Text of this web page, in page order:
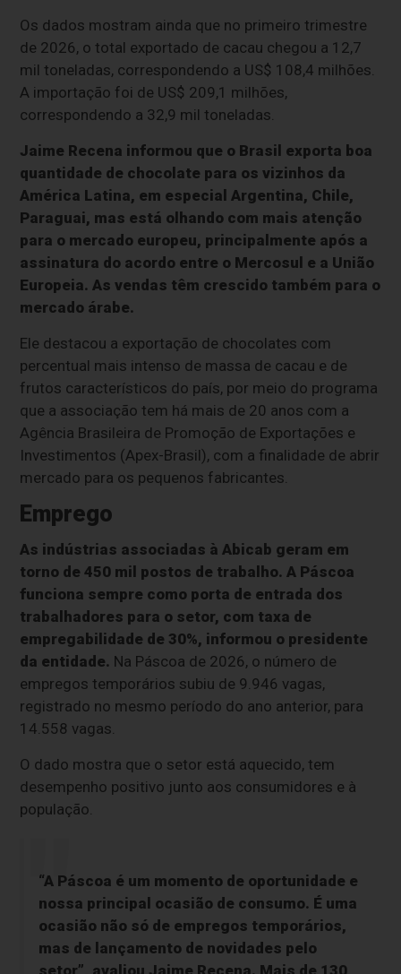
Os dados mostram ainda que no primeiro trimestre
de 2026, o total exportado de cacau chegou a 12,7
mil toneladas, correspondendo a US$ 108,4 milhões.
A importação foi de US$ 209,1 milhões,
correspondendo a 32,9 mil toneladas.
Jaime Recena informou que o Brasil exporta boa
quantidade de chocolate para os vizinhos da
América Latina, em especial Argentina, Chile,
Paraguai, mas está olhando com mais atenção
para o mercado europeu, principalmente após a
assinatura do acordo entre o Mercosul e a União
Europeia. As vendas têm crescido também para o
mercado árabe.
Ele destacou a exportação de chocolates com
percentual mais intenso de massa de cacau e de
frutos característicos do país, por meio do programa
que a associação tem há mais de 20 anos com a
Agência Brasileira de Promoção de Exportações e
Investimentos (Apex-Brasil), com a finalidade de abrir
mercado para os pequenos fabricantes.
Emprego
As indústrias associadas à Abicab geram em
torno de 450 mil postos de trabalho. A Páscoa
funciona sempre como porta de entrada dos
trabalhadores para o setor, com taxa de
empregabilidade de 30%, informou o presidente
da entidade. Na Páscoa de 2026, o número de
empregos temporários subiu de 9.946 vagas,
registrado no mesmo período do ano anterior, para
14.558 vagas.
O dado mostra que o setor está aquecido, tem
desempenho positivo junto aos consumidores e à
população.
“A Páscoa é um momento de oportunidade e
nossa principal ocasião de consumo. É uma
ocasião não só de empregos temporários,
mas de lançamento de novidades pelo